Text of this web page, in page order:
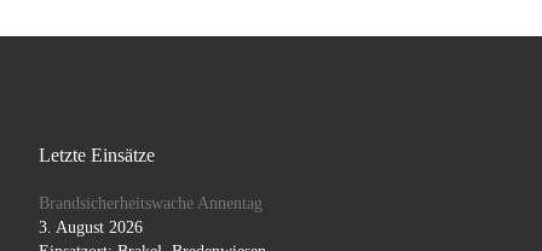
Letzte Einsätze
Brandsicherheitswache Annentag
3. August 2026